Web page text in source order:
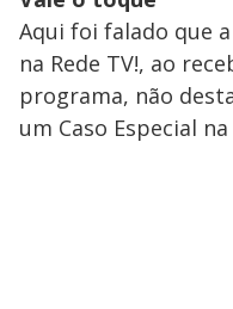
Aqui foi falado que
na Rede TV!, ao
programa, não
um Caso Especial